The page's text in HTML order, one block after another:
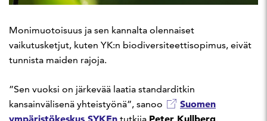
Monimuotoisuus ja sen kannalta olennaiset
vaikutusketjut, kuten YK:n biodiversiteettisopimus, eivät
tunnista maiden rajoja.
”Sen vuoksi on järkevää laatia standarditkin
kansainvälisenä yhteistyönä”, sanoo
Suomen